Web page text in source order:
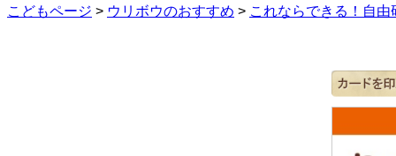
こどもページ > ウリボウのおすすめ > これならできる！自